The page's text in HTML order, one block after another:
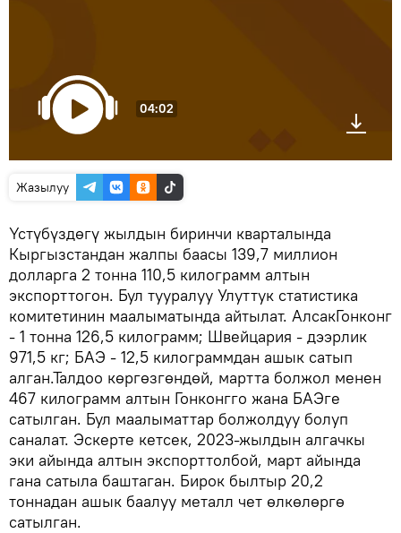
04:02
Жазылуу
Үстүбүздөгү жылдын биринчи кварталында
Кыргызстандан жалпы баасы 139,7 миллион
долларга 2 тонна 110,5 килограмм алтын
экспорттогон. Бул тууралуу Улуттук статистика
комитетинин маалыматында айтылат. АлсакГонконг
- 1 тонна 126,5 килограмм; Швейцария - дээрлик
971,5 кг; БАЭ - 12,5 килограммдан ашык сатып
алган.Талдоо көргөзгөндөй, мартта болжол менен
467 килограмм алтын Гонконгго жана БАЭге
сатылган. Бул маалыматтар болжолдуу болуп
саналат. Эскерте кетсек, 2023-жылдын алгачкы
эки айында алтын экспорттолбой, март айында
гана сатыла баштаган. Бирок былтыр 20,2
тоннадан ашык баалуу металл чет өлкөлөргө
сатылган.